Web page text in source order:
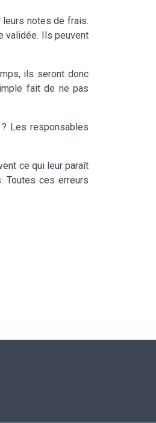
leurs notes de frais.
validée. Ils peuvent
ils seront donc
fait de ne pas
Les responsables
ce qui leur paraît
Toutes ces erreurs